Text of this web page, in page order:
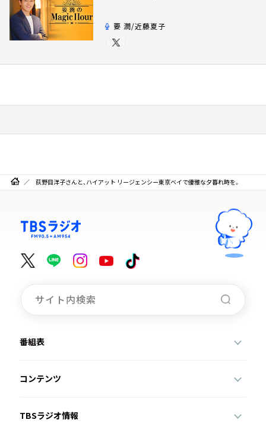
要 潤/近藤夏子
荻野目洋子さんと、ハイアット リージェンシー東京ベイで優雅な夕暮れ時を。
番組表
コンテンツ
TBSラジオ情報